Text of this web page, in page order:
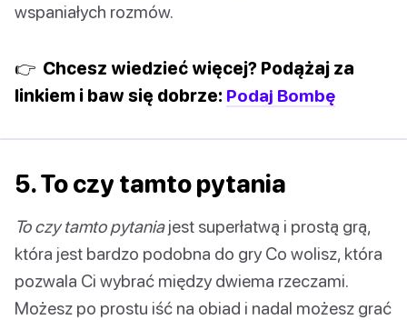
wspaniałych rozmów.
👉 Chcesz wiedzieć więcej? Podążaj za
linkiem i baw się dobrze: Podaj Bombę
5. To czy tamto pytania
To czy tamto pytaniajest superłatwą i prostą grą,
która jest bardzo podobna do gry Co wolisz, która
pozwala Ci wybrać między dwiema rzeczami.
Możesz po prostu iść na obiad i nadal możesz grać